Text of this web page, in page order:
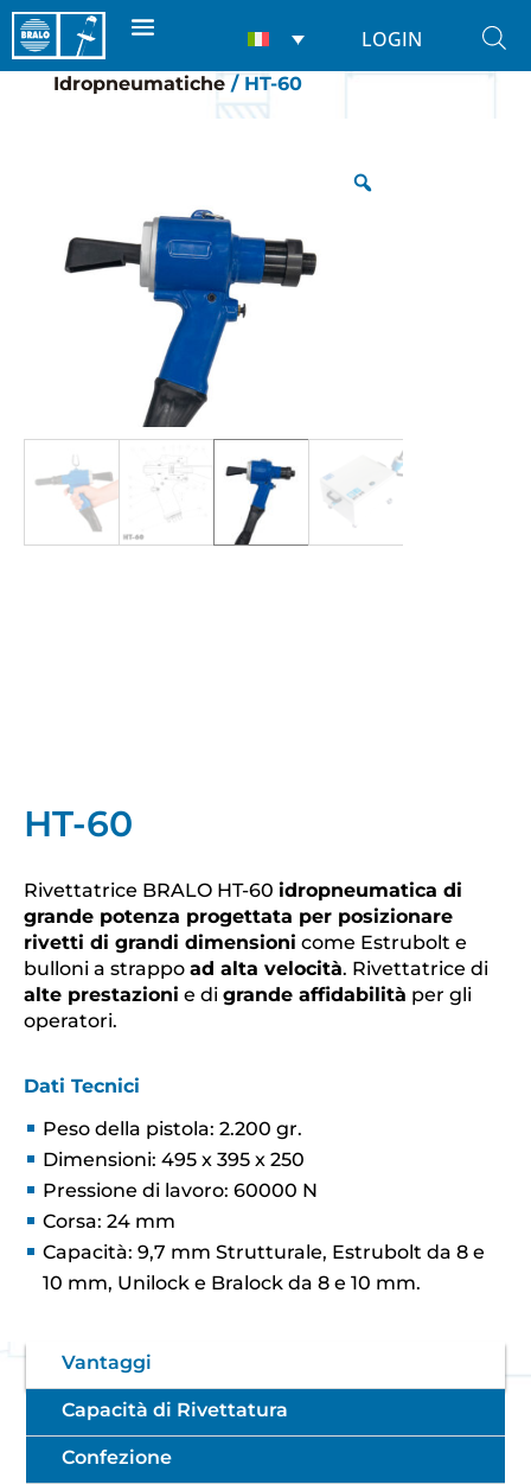
LOGIN
Home RIVETTATRICI/ Per rivetti/
Idropneumatiche/ HT-60
HT-60
Rivettatrice BRALO HT-60 idropneumatica di
grande potenza progettata per posizionare
rivetti di grandi dimensioni come Estrubolt e
bulloni a strappo ad alta velocità. Rivettatrice di
alte prestazioni e di grande affidabilità per gli
operatori.
Dati Tecnici
Peso della pistola: 2.200 gr.
Dimensioni: 495 x 395 x 250
Pressione di lavoro: 60000 N
Corsa: 24 mm
Capacità: 9,7 mm Strutturale, Estrubolt da 8 e
10 mm, Unilock e Bralock da 8 e 10 mm.
Vantaggi
Capacità di Rivettatura
Confezione